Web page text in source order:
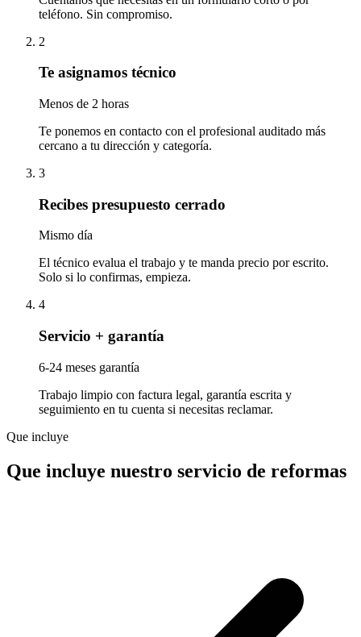
teléfono. Sin compromiso.
2
Te asignamos técnico
Menos de 2 horas
Te ponemos en contacto con el profesional auditado más
cercano a tu dirección y categoría.
3
Recibes presupuesto cerrado
Mismo día
El técnico evalua el trabajo y te manda precio por escrito.
Solo si lo confirmas, empieza.
4
Servicio + garantía
6-24 meses garantía
Trabajo limpio con factura legal, garantía escrita y
seguimiento en tu cuenta si necesitas reclamar.
Que incluye
Que incluye nuestro servicio de reformas